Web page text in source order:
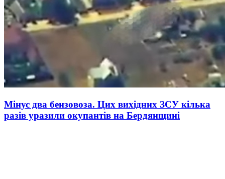
Мінус два бензовоза. Цих вихідних ЗСУ кілька
разів уразили окупантів на Бердянщині